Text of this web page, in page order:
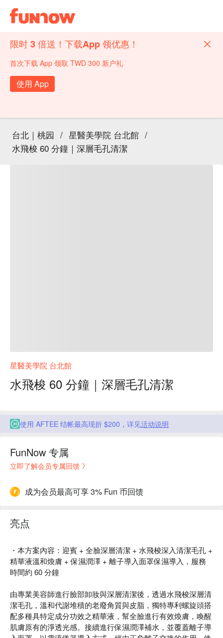
限时 3 倍送！下载App 领优惠！
首次下载 App 领取 TWD 300 新户礼
使用 App
台北｜桃园 / 星醫美學院 台北館 /
水飛梭 60 分鐘｜深層毛孔清潔
星醫美學院 台北館
水飛梭 60 分鐘｜深層毛孔清潔
使用 AFTEE 结帐最高现折 $200，详见活动说明
FunNow 专属
立即了解会员专属回馈
成为会员最高可享 3% Fun 币回馈
亮点
・本方案內容：迎賓 + 全臉深層清潔 + 水飛梭深入清潔毛孔 +
精華液溫和煥膚 + 保濕潤澤 + 離子導入面罩保濕導入，服務
時間約 60 分鐘
由專業美容師進行臉部卸妝與深層清潔後，透過水飛梭深層清
潔毛孔，溫和代謝堆積的老廢角質與皮脂，獨特專利螺旋頭搭
配多種具特定成分功效之精華液，幫全臉進行有效煥膚，喚醒
肌膚原有的淨透光感。接續進行保濕潤澤補水，並覆蓋離子導